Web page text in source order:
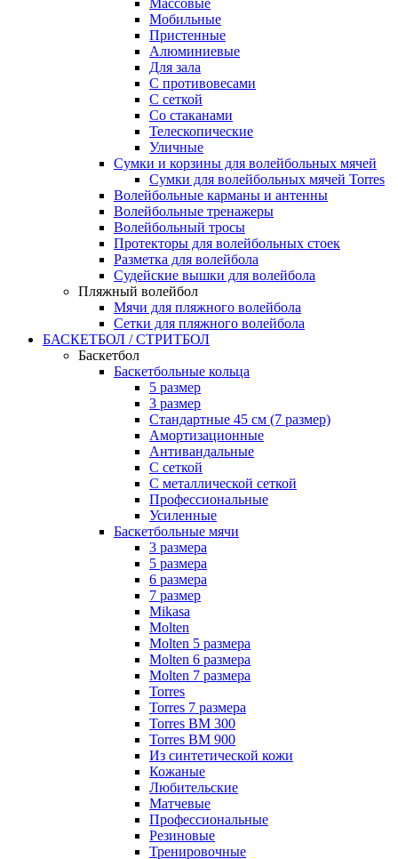
Массовые
Мобильные
Пристенные
Алюминиевые
Для зала
С противовесами
С сеткой
Со стаканами
Телескопические
Уличные
Сумки и корзины для волейбольных мячей
Сумки для волейбольных мячей Torres
Волейбольные карманы и антенны
Волейбольные тренажеры
Волейбольный тросы
Протекторы для волейбольных стоек
Разметка для волейбола
Судейские вышки для волейбола
Пляжный волейбол
Мячи для пляжного волейбола
Сетки для пляжного волейбола
БАСКЕТБОЛ / СТРИТБОЛ
Баскетбол
Баскетбольные кольца
5 размер
3 размер
Стандартные 45 см (7 размер)
Амортизационные
Антивандальные
С сеткой
С металлической сеткой
Профессиональные
Усиленные
Баскетбольные мячи
3 размера
5 размера
6 размера
7 размер
Mikasa
Molten
Molten 5 размера
Molten 6 размера
Molten 7 размера
Torres
Torres 7 размера
Torres BM 300
Torres BM 900
Из синтетической кожи
Кожаные
Любительские
Матчевые
Профессиональные
Резиновые
Тренировочные